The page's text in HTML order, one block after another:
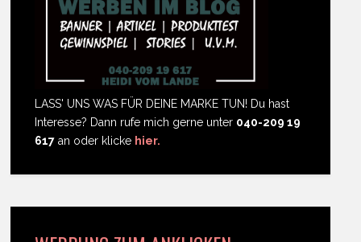
LASS' UNS WAS FÜR DEINE MARKE TUN! Du hast
Interesse? Dann rufe mich gerne unter 040-209 19
617 an oder klicke hier.